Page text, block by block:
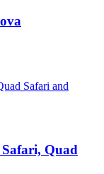
Quad